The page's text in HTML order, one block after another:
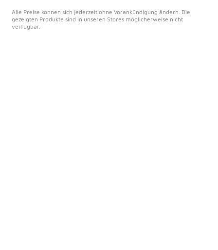
Alle Preise können sich jederzeit ohne Vorankündigung ändern. Die
gezeigten Produkte sind in unseren Stores möglicherweise nicht
verfügbar.